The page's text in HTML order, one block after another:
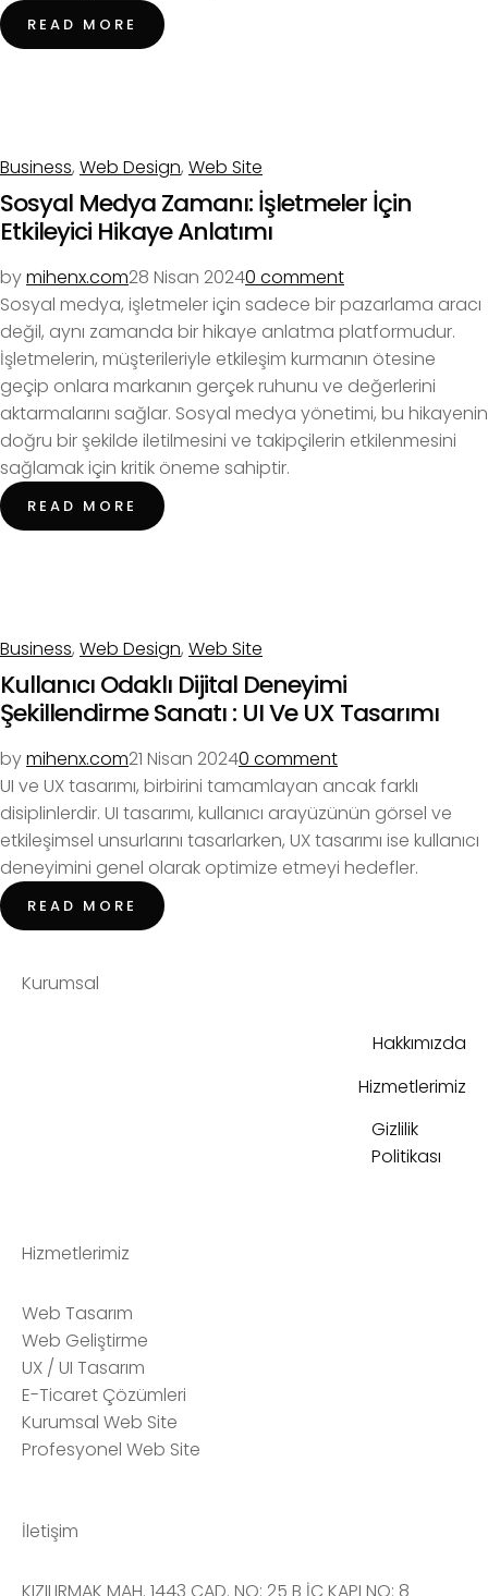
READ MORE
Business, Web Design, Web Site
Sosyal Medya Zamanı: İşletmeler İçin
Etkileyici Hikaye Anlatımı
bymihenx.com28 Nisan 20240 comment
Sosyal medya, işletmeler için sadece bir pazarlama aracı
değil, aynı zamanda bir hikaye anlatma platformudur.
İşletmelerin, müşterileriyle etkileşim kurmanın ötesine
geçip onlara markanın gerçek ruhunu ve değerlerini
aktarmalarını sağlar. Sosyal medya yönetimi, bu hikayenin
doğru bir şekilde iletilmesini ve takipçilerin etkilenmesini
sağlamak için kritik öneme sahiptir.
READ MORE
Business, Web Design, Web Site
Kullanıcı Odaklı Dijital Deneyimi
Şekillendirme Sanatı : UI Ve UX Tasarımı
bymihenx.com21 Nisan 20240 comment
UI ve UX tasarımı, birbirini tamamlayan ancak farklı
disiplinlerdir. UI tasarımı, kullanıcı arayüzünün görsel ve
etkileşimsel unsurlarını tasarlarken, UX tasarımı ise kullanıcı
deneyimini genel olarak optimize etmeyi hedefler.
READ MORE
Kurumsal
Hakkımızda
Hizmetlerimiz
Gizlilik
Politikası
Hizmetlerimiz
Web Tasarım
Web Geliştirme
UX / UI Tasarım
E-Ticaret Çözümleri
Kurumsal Web Site
Profesyonel Web Site
İletişim